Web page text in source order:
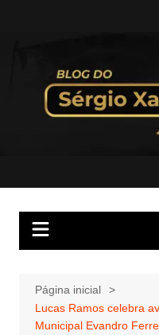
Página inicial
Lucas Ramos celebra
Municipal Evandro